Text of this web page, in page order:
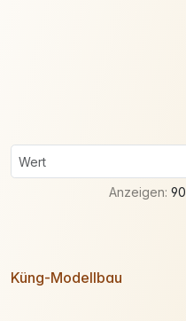
Anzeigen:90
Küng-Modellbau